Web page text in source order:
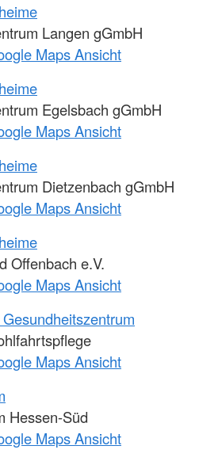
Langen gGmbH
Maps Ansicht
Egelsbach gGmbH
Maps Ansicht
Dietzenbach gGmbH
Maps Ansicht
Offenbach e.V.
Maps Ansicht
Maps Ansicht
Hessen-Süd
Maps Ansicht